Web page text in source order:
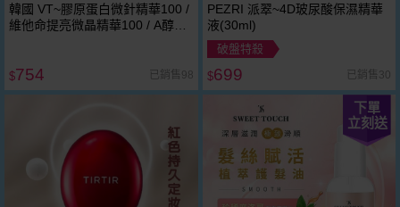
韓國 VT~膠原蛋白微針精華100 /
維他命提亮微晶精華100 / A醇微
$754 已銷售98
PEZRI 派翠~4D玻尿酸保濕精華
液(30ml)
破盤特殺
$699 已銷售30
下單
立刻送